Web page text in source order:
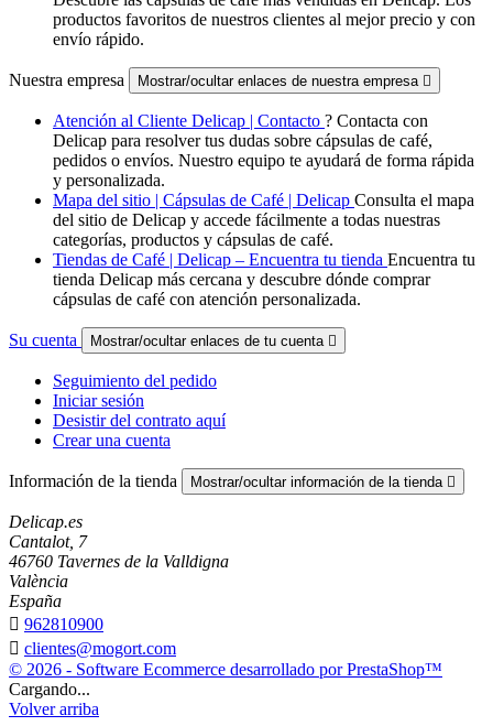
productos favoritos de nuestros clientes al mejor precio y con
envío rápido.
Nuestra empresa Mostrar/ocultar enlaces de nuestra empresa 
Atención al Cliente Delicap | Contacto ? Contacta con
Delicap para resolver tus dudas sobre cápsulas de café,
pedidos o envíos. Nuestro equipo te ayudará de forma rápida
y personalizada.
Mapa del sitio | Cápsulas de Café | Delicap Consulta el mapa
del sitio de Delicap y accede fácilmente a todas nuestras
categorías, productos y cápsulas de café.
Tiendas de Café | Delicap – Encuentra tu tienda Encuentra tu
tienda Delicap más cercana y descubre dónde comprar
cápsulas de café con atención personalizada.
Su cuenta Mostrar/ocultar enlaces de tu cuenta 
Seguimiento del pedido
Iniciar sesión
Desistir del contrato aquí
Crear una cuenta
Información de la tienda Mostrar/ocultar información de la tienda 
Delicap.es
Cantalot, 7
46760 Tavernes de la Valldigna
València
España
 962810900
 clientes@mogort.com
© 2026 - Software Ecommerce desarrollado por PrestaShop™
Cargando...
Volver arriba